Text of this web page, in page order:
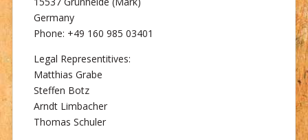
Germany
Phone: +49 160 985 03401
Legal Representitives:
Matthias Grabe
Steffen Botz
Arndt Limbacher
Thomas Schuler